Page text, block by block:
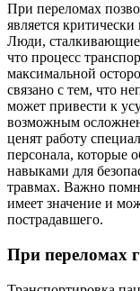
При переломах
является
Люди,
что процесс
максимальной
связано с тем, что
может привести к
возможным
ценят работу
персонала, которые
навыками для
травмах. Важно
имеет значение и
пострадавшего.
При переломах